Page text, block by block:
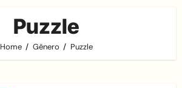
Puzzle
Home Gênero Puzzle